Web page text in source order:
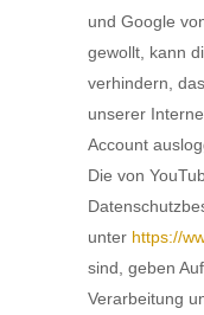
und Google
gewollt, kann
verhindern,
unserer
Account
Die von
unter https://
sind, geben
Verarbeitung